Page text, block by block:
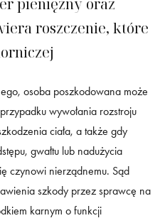
pieniężny oraz
roszczenie, które
osoba poszkodowana może
wywołania rozstroju
ciała, a także gdy
gwałtu lub nadużycia
czynowi nierządnemu. Sąd
szkody przez sprawcę na
karnym o funkcji